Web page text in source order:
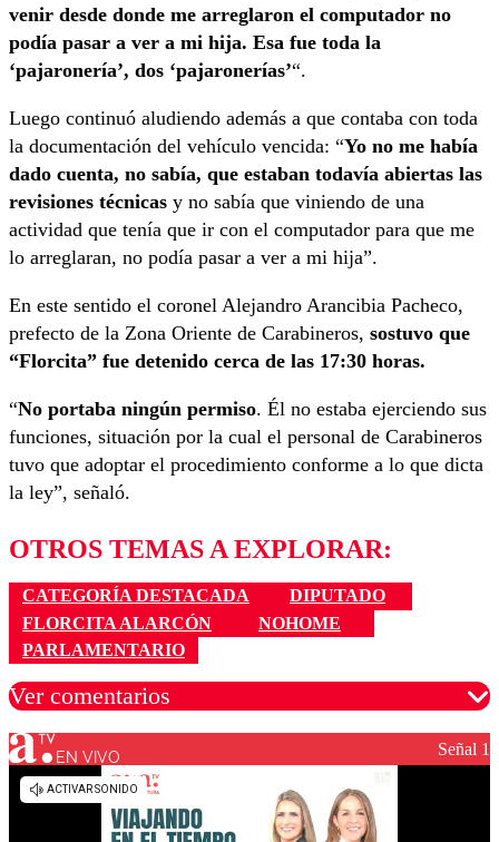
venir desde donde me arreglaron el computador no
podía pasar a ver a mi hija. Esa fue toda la
‘pajaronería’, dos ‘pajaronerías’“.
Luego continuó aludiendo además a que contaba con toda
la documentación del vehículo vencida: “Yo no me había
dado cuenta, no sabía, que estaban todavía abiertas las
revisiones técnicas y no sabía que viniendo de una
actividad que tenía que ir con el computador para que me
lo arreglaran, no podía pasar a ver a mi hija”.
En este sentido el coronel Alejandro Arancibia Pacheco,
prefecto de la Zona Oriente de Carabineros, sostuvo que
“Florcita” fue detenido cerca de las 17:30 horas.
“No portaba ningún permiso. Él no estaba ejerciendo sus
funciones, situación por la cual el personal de Carabineros
tuvo que adoptar el procedimiento conforme a lo que dicta
la ley”, señaló.
OTROS TEMAS A EXPLORAR:
CATEGORÍA DESTACADA
DIPUTADO
FLORCITA ALARCÓN
NOHOME
PARLAMENTARIO
Ver comentarios
Los comentarios son moderados para garantizar un
diálogo respetuoso.
EN VIVO Señal 1